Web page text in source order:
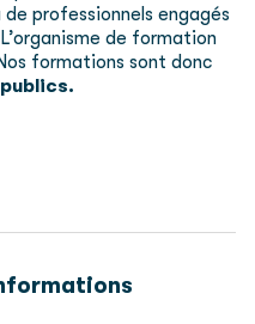
professionnels engagés
de formation
formations sont donc